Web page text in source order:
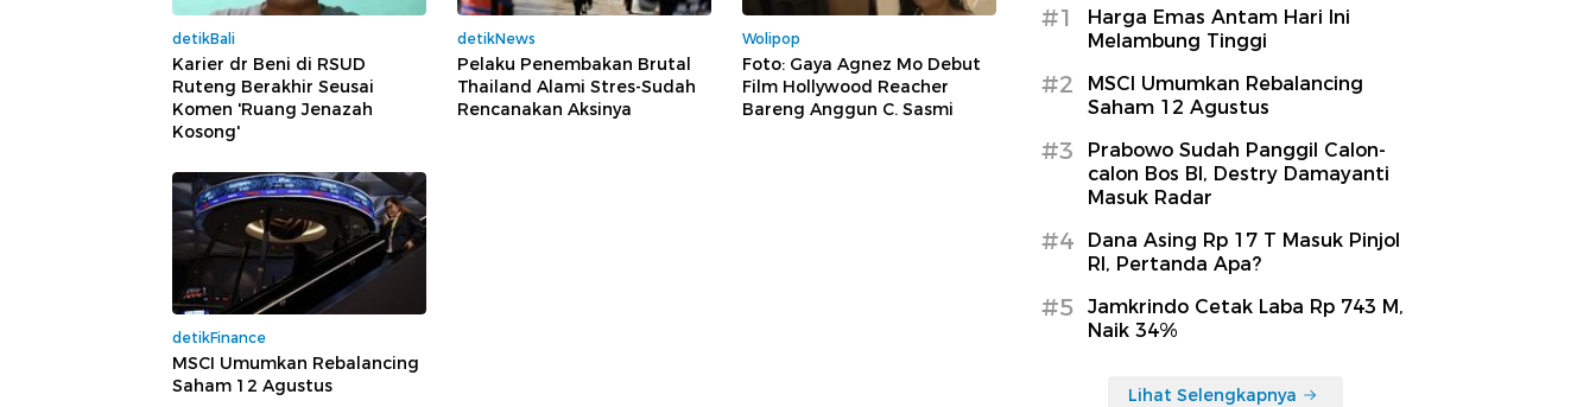
detikBali
Karier dr Beni di RSUD
Ruteng Berakhir Seusai
Komen 'Ruang Jenazah
Kosong'
detikNews
Pelaku Penembakan Brutal
Thailand Alami Stres-Sudah
Rencanakan Aksinya
Wolipop
Foto: Gaya Agnez Mo Debut
Film Hollywood Reacher
Bareng Anggun C. Sasmi
detikFinance
MSCI Umumkan Rebalancing
Saham 12 Agustus
#1
Harga Emas Antam Hari Ini
Melambung Tinggi
#2
MSCI Umumkan Rebalancing
Saham 12 Agustus
#3
Prabowo Sudah Panggil Calon-
calon Bos BI, Destry Damayanti
Masuk Radar
#4
Dana Asing Rp 17 T Masuk Pinjol
RI, Pertanda Apa?
#5
Jamkrindo Cetak Laba Rp 743 M,
Naik 34%
Lihat Selengkapnya